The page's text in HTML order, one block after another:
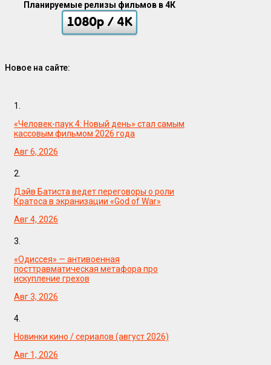
Планируемые релизы фильмов в 4К
Новое на сайте:
1.
«Человек-паук 4: Новый день» стал самым
кассовым фильмом 2026 года
Авг 6, 2026
2.
Дэйв Батиста ведет переговоры о роли
Кратоса в экранизации «God of War»
Авг 4, 2026
3.
«Одиссея» — антивоенная
посттравматическая метафора про
искупление грехов
Авг 3, 2026
4.
Новинки кино / сериалов (август 2026)
Авг 1, 2026